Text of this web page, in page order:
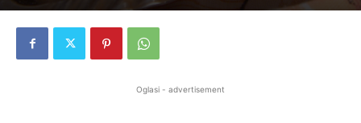
Oglasi - advertisement